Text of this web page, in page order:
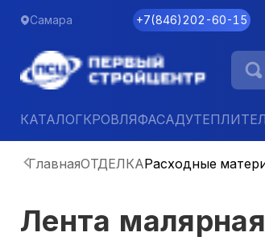
Самара +7(846)202-60-15
КАТАЛОГКРОВЛЯФАСАД
ГлавнаяОТДЕЛКАРасходные
Лента